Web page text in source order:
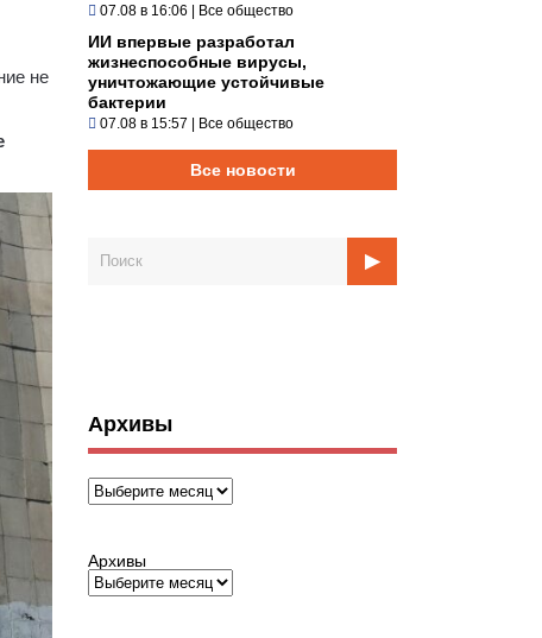
не
07.08 в 16:06 | Все общество
ИИ впервые разработал
жизнеспособные вирусы,
уничтожающие устойчивые
бактерии
07.08 в 15:57 | Все общество
Все новости
Архивы
Архивы
Архивы